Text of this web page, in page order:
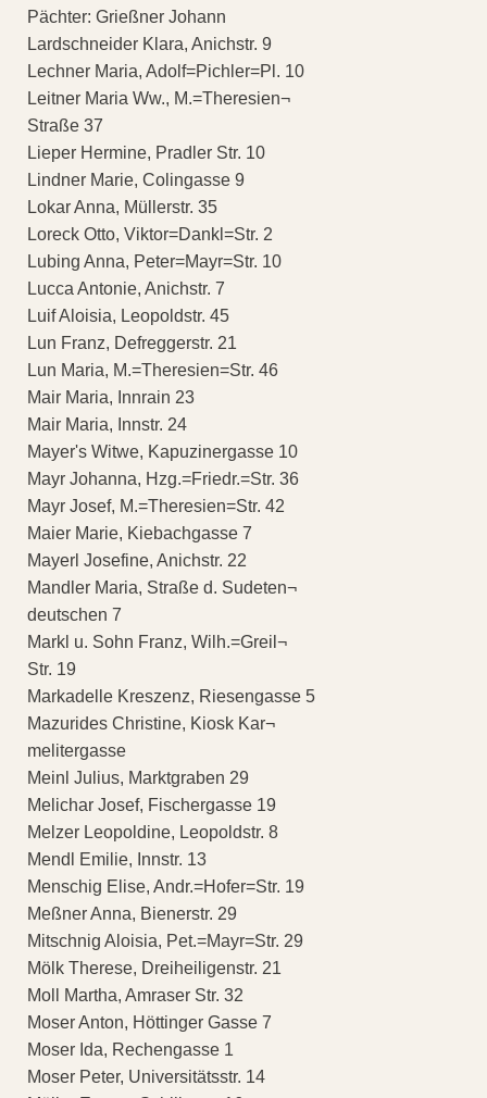
Pächter: Grießner Johann
Lardschneider Klara, Anichstr. 9
Lechner Maria, Adolf=Pichler=Pl. 10
Leitner Maria Ww., M.=Theresien¬
Straße 37
Lieper Hermine, Pradler Str. 10
Lindner Marie, Colingasse 9
Lokar Anna, Müllerstr. 35
Loreck Otto, Viktor=Dankl=Str. 2
Lubing Anna, Peter=Mayr=Str. 10
Lucca Antonie, Anichstr. 7
Luif Aloisia, Leopoldstr. 45
Lun Franz, Defreggerstr. 21
Lun Maria, M.=Theresien=Str. 46
Mair Maria, Innrain 23
Mair Maria, Innstr. 24
Mayer's Witwe, Kapuzinergasse 10
Mayr Johanna, Hzg.=Friedr.=Str. 36
Mayr Josef, M.=Theresien=Str. 42
Maier Marie, Kiebachgasse 7
Mayerl Josefine, Anichstr. 22
Mandler Maria, Straße d. Sudeten¬
deutschen 7
Markl u. Sohn Franz, Wilh.=Greil¬
Str. 19
Markadelle Kreszenz, Riesengasse 5
Mazurides Christine, Kiosk Kar¬
melitergasse
Meinl Julius, Marktgraben 29
Melichar Josef, Fischergasse 19
Melzer Leopoldine, Leopoldstr. 8
Mendl Emilie, Innstr. 13
Menschig Elise, Andr.=Hofer=Str. 19
Meßner Anna, Bienerstr. 29
Mitschnig Aloisia, Pet.=Mayr=Str. 29
Mölk Therese, Dreiheiligenstr. 21
Moll Martha, Amraser Str. 32
Moser Anton, Höttinger Gasse 7
Moser Ida, Rechengasse 1
Moser Peter, Universitätsstr. 14